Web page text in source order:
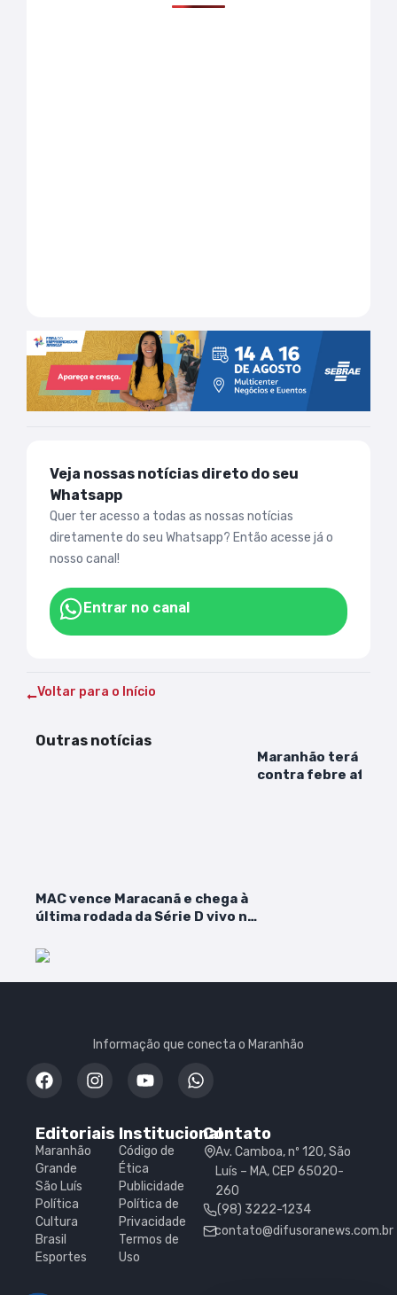
Veja nossas notícias direto do seu
Whatsapp
Quer ter acesso a todas as nossas notícias
diretamente do seu Whatsapp? Então acesse já o
nosso canal!
Entrar no canal
Voltar para o Início
Outras notícias
MAC vence Maracanã e chega à
última rodada da Série D vivo na
Maranhão terá
contra febre aftosa
Informação que conecta o Maranhão
Editoriais
Maranhão
Grande
São Luís
Política
Cultura
Brasil
Esportes
Institucional
Código de
Ética
Publicidade
Política de
Privacidade
Termos de
Uso
Contato
Av. Camboa, nº 120, São
Luís – MA, CEP 65020-
260
(98) 3222-1234
contato@difusoranews.com.br